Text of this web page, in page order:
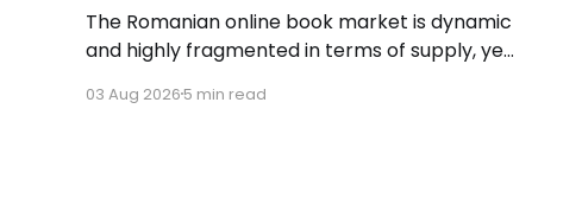
The Romanian online book market is dynamic
and highly fragmented in terms of supply, yet
when it comes to user behavior.
03 Aug 2026 5 min read